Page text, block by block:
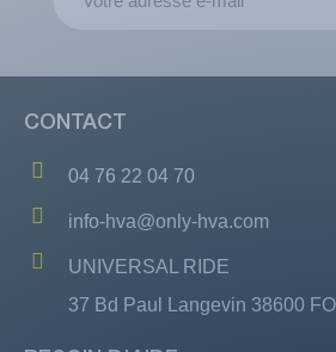
CONTACT
04 76 22 04 70
info-hva@only-hva.com
UNIVERSAL RIDE
37 Bd Paul Langevin 38600